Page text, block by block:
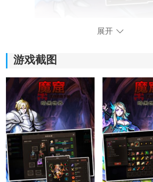
《魔窟无尽的地下城手机版》游戏特色
1：尽可能的发挥自己的战术和策略 能
多的挑战任务。
2：给玩家带来了很多详细的介绍，可
作。
展开
游戏截图